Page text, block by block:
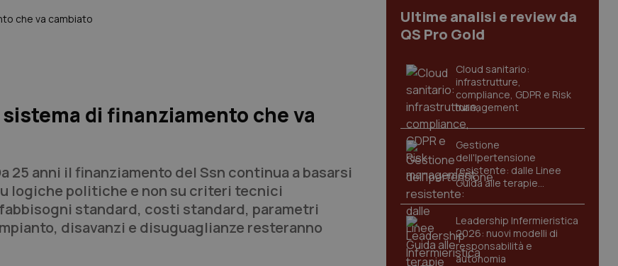
che va cambiato
di finanziamento che va
25 anni il finanziamento del Ssn continua a basarsi
logiche politiche e non su criteri tecnici
standard, costi standard, parametri
disavanzi e disuguaglianze resteranno
Ultime analisi e review da
QS Pro Gold
Cloud sanitario:
infrastrutture,
compliance, GDPR e Risk
management
Gestione
dell'Ipertensione
resistente: dalle Linee
Guida alle terapie
innovative
Leadership Infermieristica
2026: nuovi modelli di
responsabilità e
autonomia